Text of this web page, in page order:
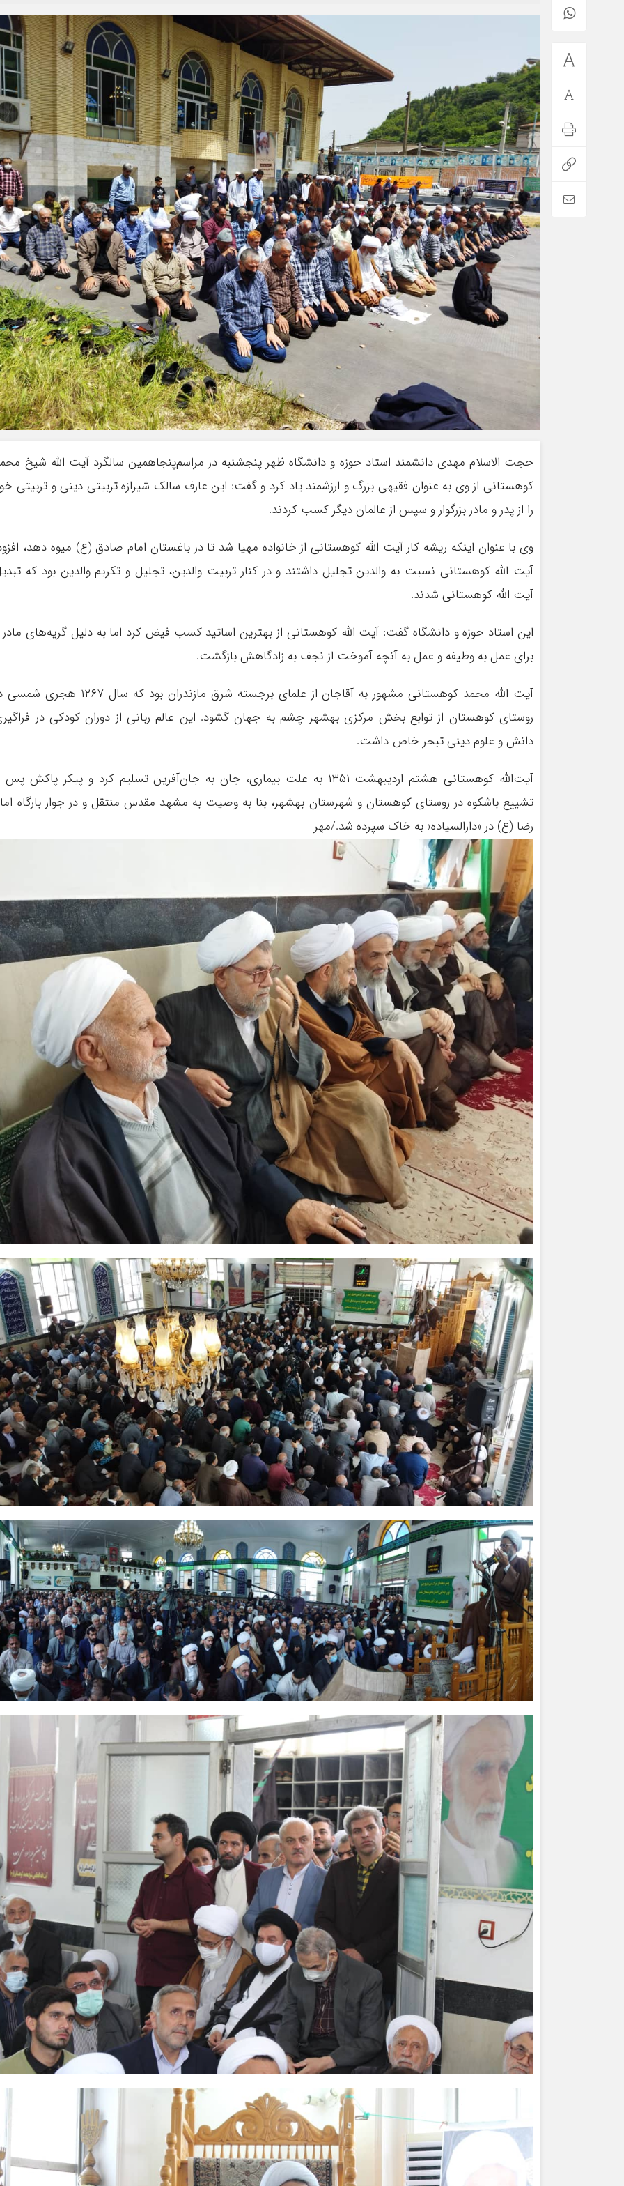
حجت الاسلام مهدی دانشمند استاد حوزه و دانشگاه ظهر پنجشنبه در مراسم‌پنجاهمین سالگرد آیت الله شیخ
کوهستانی از وی به عنوان فقیهی بزرگ و ارزشمند یاد کرد و گفت: این عارف سالک شیرازه تربیتی دینی و تربیتی
را از پدر و مادر بزرگوار و سپس از عالمان دیگر کسب کردند.
وی با عنوان اینکه ریشه کار آیت الله کوهستانی از خانواده مهیا شد تا در باغستان امام صادق (ع) میوه دهد،
آیت الله کوهستانی نسبت به والدین تجلیل داشتند و در کنار تربیت والدین، تجلیل و تکریم والدین بود که
آیت الله کوهستانی شدند.
این استاد حوزه و دانشگاه گفت: آیت الله کوهستانی از بهترین اساتید کسب فیض کرد اما به دلیل گریه‌های
برای عمل به وظیفه و عمل به آنچه آموخت از نجف به زادگاهش بازگشت.
آیت الله محمد کوهستانی مشهور به آقاجان از علمای برجسته شرق مازندران بود که سال ۱۲۶۷
روستای کوهستان از توابع بخش مرکزی بهشهر چشم به جهان گشود. این عالم ربانی از دوران کودکی در
دانش و علوم دینی تبحر خاص داشت.
آیت‌الله کوهستانی هشتم اردیبهشت ۱۳۵۱ به علت بیماری، جان به جان‌آفرین تسلیم کرد و پیکر پاکش پس
تشییع باشکوه در روستای کوهستان و شهرستان بهشهر، بنا به وصیت به مشهد مقدس منتقل و در جوار بارگاه
رضا (ع) در «دارالسیاده» به خاک سپرده شد./مهر